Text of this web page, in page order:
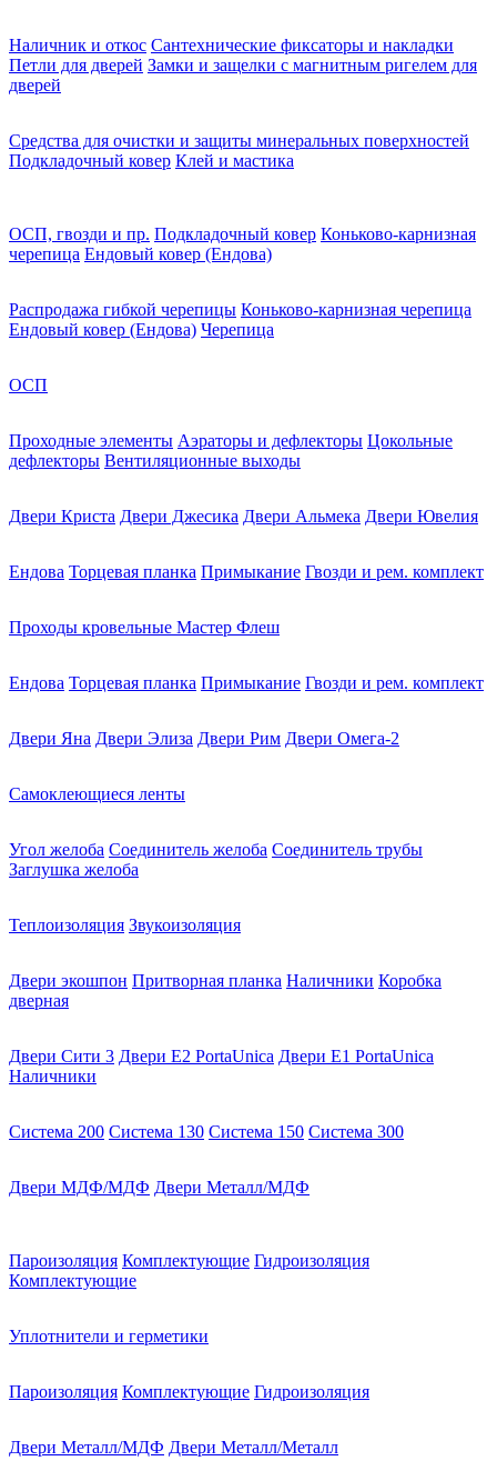
Наличник и откос Сантехнические фиксаторы и накладки
Петли для дверей Замки и защелки с магнитным ригелем для
дверей
Средства для очистки и защиты минеральных поверхностей
Подкладочный ковер Клей и мастика
ОСП, гвозди и пр. Подкладочный ковер Коньково-карнизная
черепица Ендовый ковер (Ендова)
Распродажа гибкой черепицы Коньково-карнизная черепица
Ендовый ковер (Ендова) Черепица
ОСП
Проходные элементы Аэраторы и дефлекторы Цокольные
дефлекторы Вентиляционные выходы
Двери Криста Двери Джесика Двери Альмека Двери Ювелия
Ендова Торцевая планка Примыкание Гвозди и рем. комплект
Проходы кровельные Мастер Флеш
Ендова Торцевая планка Примыкание Гвозди и рем. комплект
Двери Яна Двери Элиза Двери Рим Двери Омега-2
Самоклеющиеся ленты
Угол желоба Соединитель желоба Соединитель трубы
Заглушка желоба
Теплоизоляция Звукоизоляция
Двери экошпон Притворная планка Наличники Коробка
дверная
Двери Сити 3 Двери E2 PortaUnica Двери E1 PortaUnica
Наличники
Система 200 Система 130 Система 150 Система 300
Двери МДФ/МДФ Двери Металл/МДФ
Пароизоляция Комплектующие Гидроизоляция
Комплектующие
Уплотнители и герметики
Пароизоляция Комплектующие Гидроизоляция
Двери Металл/МДФ Двери Металл/Металл